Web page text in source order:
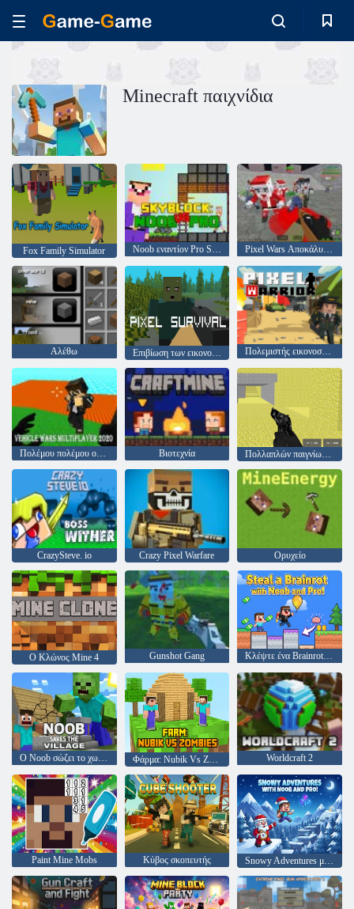
Minecraft παιχνίδια
Fox Family Simulator Noob εναντίον Pro Skyblock Pixel Wars Αποκάλυψη Ζόμπι
Αλέθω Επιβίωση των εικονοστοιχείων Πολεμιστής εικονοστοιχείων
Πολέμου πολέμου οχημάτων 2020 Βιοτεχνία Πολλαπλών παιγνίων καταπολέμησης Pixel
CrazySteve. io Crazy Pixel Warfare Ορυχείο
Ο Κλώνος Mine 4 Gunshot Gang Κλέψτε ένα Brainrot με τους Noob και Pro!
Ο Noob σώζει το χωριό Φάρμα: Nubik Vs Zombies Worldcraft 2
Paint Mine Mobs Κύβος σκοπευτής Snowy Adventures με Noob και Pro!